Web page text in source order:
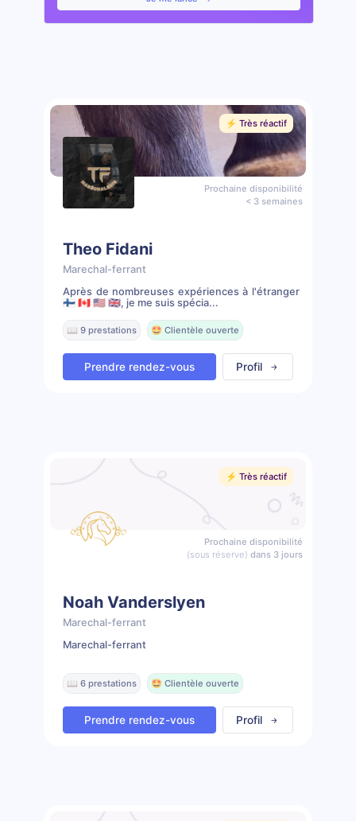
⚡️ Très réactif
Prochaine disponibilité
< 3 semaines
Theo Fidani
Marechal-ferrant
Après de nombreuses expériences à l'étranger
🇫🇮 🇨🇦 🇺🇸 🇬🇧, je me suis spécia...
📖 9 prestations 🤩 Clientèle ouverte
Prendre rendez-vous Profil
⚡️ Très réactif
Prochaine disponibilité
(sous réserve) dans 3 jours
Noah Vanderslyen
Marechal-ferrant
Marechal-ferrant
📖 6 prestations 🤩 Clientèle ouverte
Prendre rendez-vous Profil